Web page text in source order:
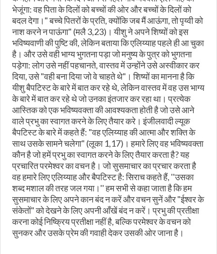
भेजूंगा: वह पिता के दिलों को बच्चों की ओर और बच्चों के दिलों को
बदल देगा।" बच्चे पितरों के प्रति, क्योंकि जब मैं आऊंगा, तो पृय्वी को
नाश करने न पाऊंगा" (मलै 3,23)। यीशु ने अपने शिष्यों को इस
भविष्यवाणी की पुष्टि की, लेकिन बताया कि एलिय्याह पहले ही आ चुका
है। और उसे वही भाग्य भुगतना पड़ा जो मनुष्य के पुत्र को भुगतना
पड़ेगा: लोग उसे नहीं पहचानते, वास्तव में उन्होंने उसे अस्वीकार कर
दिया, उसे "वही बना दिया जो वे चाहते थे"। शिष्यों का मानना ​​है कि
यीशु बैपटिस्ट के बारे में बात कर रहे थे, लेकिन वास्तव में वह उस भाग्य
के बारे में बात कर रहे थे जो उनका इंतजार कर रहा था। प्रत्येक
आस्तिक को एक भविष्यवक्ता की आवश्यकता होती है जो उसे आने
वाले प्रभु का स्वागत करने के लिए तैयार करे। इंजीलवादी ल्यूक
बैपटिस्ट के बारे में कहते हैं: "वह एलिय्याह की आत्मा और शक्ति के
साथ उसके सामने चलेगा" (लूका 1,17)। हमारे लिए वह भविष्यवक्ता
कौन है जो हमें प्रभु का स्वागत करने के लिए तैयार करता है? यह
प्रचारित परमेश्वर का वचन है। जो सुसमाचार का प्रचार करता है
वह हमारे लिए एलिय्याह और बैपटिस्ट है: सिराच कहते हैं, ''उसका
शब्द मशाल की तरह जल गया।'' हम सभी से कहा जाता है कि हम
सुसमाचार के लिए अपने कान बंद न करें और वचन सुनें और "ईश्वर के
संकेतों" को देखने के लिए अपनी आँखें बंद न करें। प्रभु की प्रतीक्षा
करना कोई निष्क्रिय प्रतीक्षा नहीं है, बल्कि परमेश्वर के वचन को
सुनकर और उसके प्रेम की गवाही देकर उसकी ओर जाना है।